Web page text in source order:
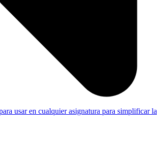
usar en cualquier asignatura para simplificar la